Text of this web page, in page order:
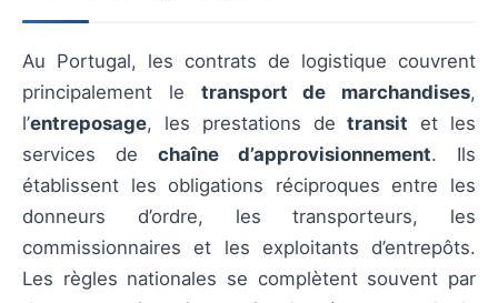
Au Portugal, les contrats de logistique couvrent
principalement le transport de marchandises,
l’entreposage, les prestations detransit et les
services de chaîne d’approvisionnement. Ils
établissent les obligations réciproques entre les
donneurs d’ordre, les transporteurs, les
commissionnaires et les exploitants d’entrepôts.
Les règles nationales se complètent souvent par